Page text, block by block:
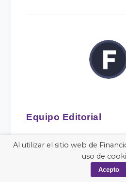
Equipo Editorial
está compuesto por
investigadores y
en mercados financieros,
Al utilizar el sitio web de
uso de
Acepto